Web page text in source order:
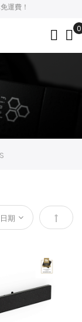
運費！
0
設